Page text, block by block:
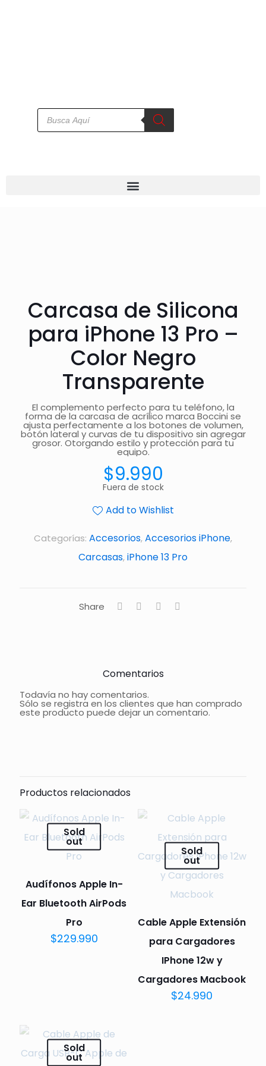
Carcasa de Silicona
para iPhone 13 Pro –
Color Negro
Transparente
El complemento perfecto para tu teléfono, la
forma de la carcasa de acrílico marca Boccini se
ajusta perfectamente a los botones de volumen,
botón lateral y curvas de tu dispositivo sin agregar
grosor. Otorgando estilo y protección para tu
equipo.
$9.990
Fuera de stock
Add to Wishlist
Categorías: Accesorios,Accesorios iPhone,
Carcasas,iPhone 13 Pro
Share
Comentarios
Todavía no hay comentarios.
Sólo se registra en los clientes que han comprado
este producto puede dejar un comentario.
Productos relacionados
Sold
out
Audífonos Apple In-
Ear Bluetooth AirPods
Pro
$229.990
Sold
out
Cable Apple Extensión
para Cargadores
IPhone 12w y
Cargadores Macbook
$24.990
Sold
out